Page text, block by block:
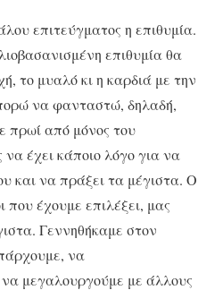
επιτεύγματος η επιθυμία.
επιθυμία θα
το μυαλό κι η καρδιά με την
να φανταστώ, δηλαδή,
πρωί από μόνος του
έχει κάποιο λόγο για να
και να πράξει τα μέγιστα. Ο
που έχουμε επιλέξει, μας
Γεννηθήκαμε στον
να
μεγαλουργούμε με άλλους